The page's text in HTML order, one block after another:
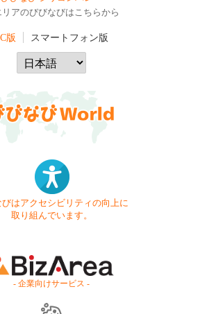
リアのびびなびはこちらから
版 スマートフォン版
びはアクセシビリティの向上に
取り組んでいます。
- 企業向けサービス -